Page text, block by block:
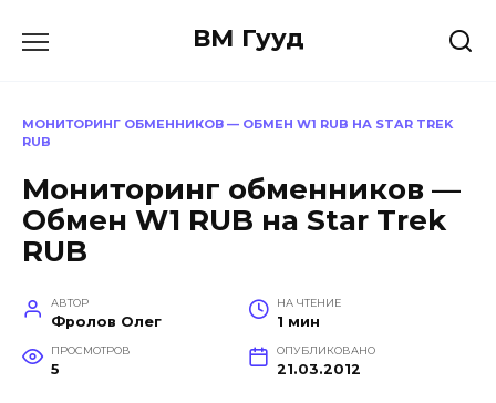
ВМ Гууд
МОНИТОРИНГ ОБМЕННИКОВ — ОБМЕН W1 RUB НА STAR TREK
RUB
Мониторинг обменников —
Обмен W1 RUB на Star Trek
RUB
АВТОР
Фролов Олег
НА ЧТЕНИЕ
1 мин
ПРОСМОТРОВ
5
ОПУБЛИКОВАНО
21.03.2012